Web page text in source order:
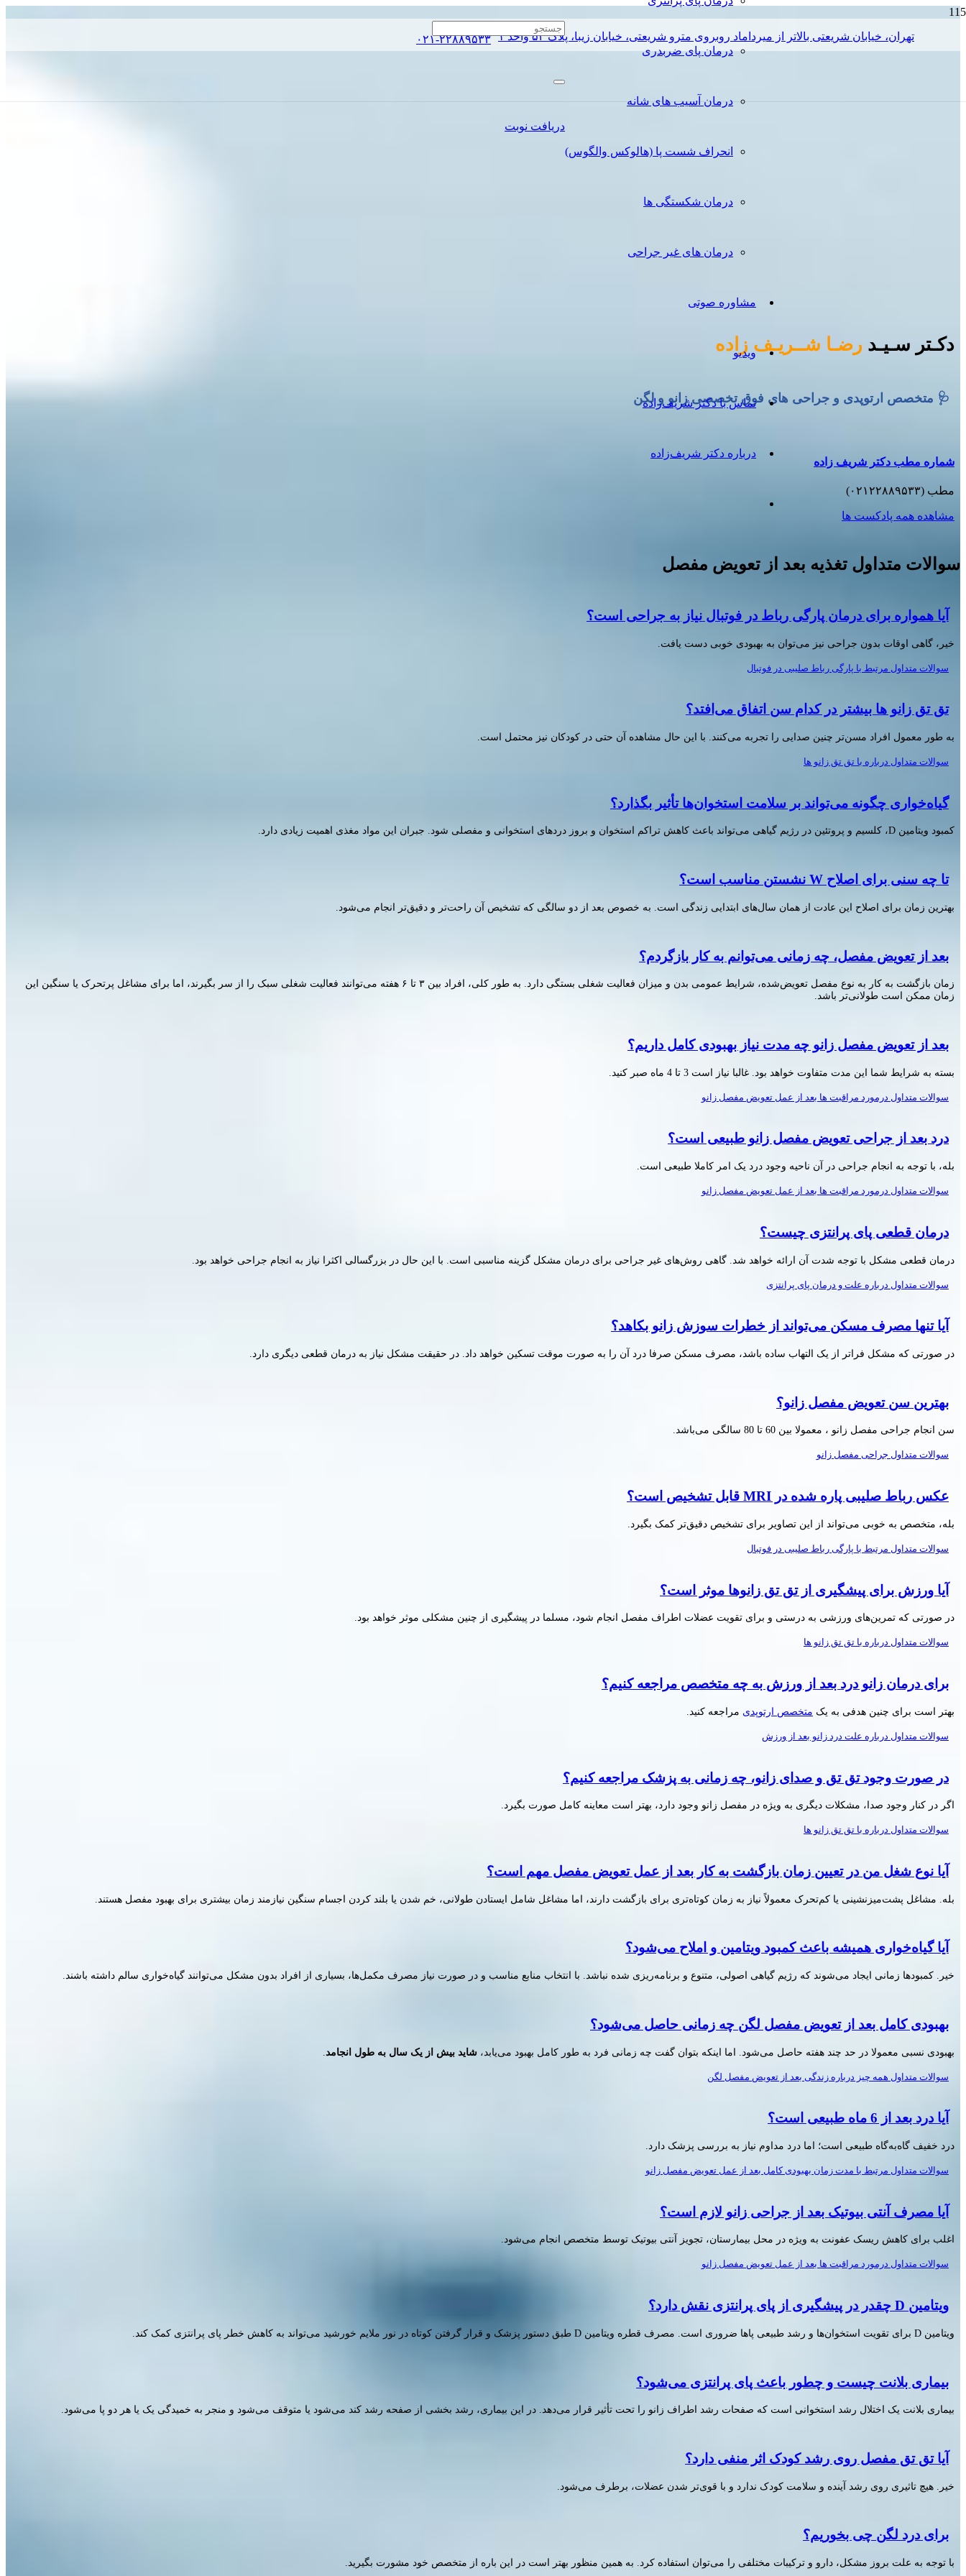
تهران، خیابان شریعتی بالاتر از میرداماد روبروی مترو شریعتی، خیابان زیبا، پلاک ۵۴ واحد ۱ ۰۲۱-۲۲۸۸۹۵۳۳
درمان پای ضربدری
درمان آسیب های شانه
انحراف شست پا (هالوکس والگوس)
درمان شکستگی ها
درمان های غیر جراحی
مشاوره صوتی
ویدیو
تماس با دکتر شریف‌زاده
درباره دکتر شریف‌زاده
دریافت نوبت
دکـتر سـیـد رضـا شــریـف زاده
🩺 متخصص ارتوپدی و جراحی های فوق تخصصی زانو و لگن
شماره مطب دکتر شریف زاده
مطب (۰۲۱۲۲۸۸۹۵۳۳)
مشاهده همه پادکست ها
سوالات متداول تغذیه بعد از تعویض مفصل
آیا همواره برای درمان پارگی رباط در فوتبال نیاز به جراحی است؟
خیر، گاهی اوقات بدون جراحی نیز می‌توان به بهبودی خوبی دست یافت.
سوالات متداول مرتبط با پارگی رباط صلیبی در فوتبال
تق تق زانو ها بیشتر در کدام سن اتفاق می‌افتد؟
به طور معمول افراد مسن‌تر چنین صدایی را تجربه می‌کنند. با این حال مشاهده آن حتی در کودکان نیز محتمل است.
سوالات متداول درباره با تق تق زانو ها
گیاه‌خواری چگونه می‌تواند بر سلامت استخوان‌ها تأثیر بگذارد؟
کمبود ویتامین D، کلسیم و پروتئین در رژیم گیاهی می‌تواند باعث کاهش تراکم استخوان و بروز دردهای استخوانی و مفصلی شود. جبران این مواد مغذی اهمیت زیادی دارد.
تا چه سنی برای اصلاح W نشستن مناسب است؟
بهترین زمان برای اصلاح این عادت از همان سال‌های ابتدایی زندگی است. به خصوص بعد از دو سالگی که تشخیص آن راحت‌تر و دقیق‌تر انجام می‌شود.
بعد از تعویض مفصل، چه زمانی می‌توانم به کار بازگردم؟
زمان بازگشت به کار به نوع مفصل تعویض‌شده، شرایط عمومی بدن و میزان فعالیت شغلی بستگی دارد. به طور کلی، افراد بین ۳ تا ۶ هفته می‌توانند فعالیت شغلی سبک را از سر بگیرند، اما برای مشاغل پرتحرک یا سنگین این
زمان ممکن است طولانی‌تر باشد.
بعد از تعویض مفصل زانو چه مدت نیاز بهبودی کامل داریم؟
بسته به شرایط شما این مدت متفاوت خواهد بود. غالبا نیاز است 3 تا 4 ماه صبر کنید.
سوالات متداول درمورد مراقبت ها بعد از عمل تعویض مفصل زانو
درد بعد از جراحی تعویض مفصل زانو طبیعی است؟
بله، با توجه به انجام جراحی در آن ناحیه وجود درد یک امر کاملا طبیعی است.
سوالات متداول درمورد مراقبت ها بعد از عمل تعویض مفصل زانو
درمان قطعی پای پرانتزی چیست؟
درمان قطعی مشکل با توجه شدت آن ارائه خواهد شد. گاهی روش‌های غیر جراحی برای درمان مشکل گزینه مناسبی است. با این حال در بزرگسالی اکثرا نیاز به انجام جراحی‌ خواهد بود.
سوالات متداول درباره علت و درمان پای پرانتزی
آیا تنها مصرف مسکن می‌تواند از خطرات سوزش زانو بکاهد؟
در صورتی که مشکل فراتر از یک التهاب ساده باشد، مصرف مسکن صرفا درد آن را به صورت موقت تسکین خواهد داد. در حقیقت مشکل نیاز به درمان قطعی دیگری دارد.
بهترین سن تعویض مفصل زانو؟
سن انجام جراحی مفصل زانو ، معمولا بین 60 تا 80 سالگی می‌باشد.
سوالات متداول جراحی مفصل زانو
عکس رباط صلیبی پاره شده در MRI قابل تشخیص است؟
بله، متخصص به خوبی می‌تواند از این تصاویر برای تشخیص دقیق‌تر کمک بگیرد.
سوالات متداول مرتبط با پارگی رباط صلیبی در فوتبال
آیا ورزش برای پیشگیری از تق تق زانوها موثر است؟
در صورتی که تمرین‌های ورزشی به درستی و برای تقویت عضلات اطراف مفصل انجام شود، مسلما در پیشگیری از چنین مشکلی موثر خواهد بود.
سوالات متداول درباره با تق تق زانو ها
برای درمان زانو درد بعد از ورزش به چه متخصص مراجعه کنیم؟
بهتر است برای چنین هدفی به یک متخصص ارتوپدی مراجعه کنید.
سوالات متداول درباره علت درد زانو بعد از ورزش
در صورت وجود تق تق و صدای زانو، چه زمانی به پزشک مراجعه کنیم؟
اگر در کنار وجود صدا، مشکلات دیگری به ویژه در مفصل زانو وجود دارد، بهتر است معاینه کامل صورت بگیرد.
سوالات متداول درباره با تق تق زانو ها
آیا نوع شغل من در تعیین زمان بازگشت به کار بعد از عمل تعویض مفصل مهم است؟
بله. مشاغل پشت‌میزنشینی یا کم‌تحرک معمولاً نیاز به زمان کوتاه‌تری برای بازگشت دارند، اما مشاغل شامل ایستادن طولانی، خم شدن یا بلند کردن اجسام سنگین نیازمند زمان بیشتری برای بهبود مفصل هستند.
آیا گیاه‌خواری همیشه باعث کمبود ویتامین و املاح می‌شود؟
خیر. کمبودها زمانی ایجاد می‌شوند که رژیم گیاهی اصولی، متنوع و برنامه‌ریزی شده نباشد. با انتخاب منابع مناسب و در صورت نیاز مصرف مکمل‌ها، بسیاری از افراد بدون مشکل می‌توانند گیاه‌خواری سالم داشته باشند.
بهبودی کامل بعد از تعویض مفصل لگن چه زمانی حاصل می‌شود؟
بهبودی نسبی معمولا در حد چند هفته حاصل می‌شود. اما اینکه بتوان گفت چه زمانی فرد به طور کامل بهبود می‌یابد، شاید بیش از یک سال به طول انجامد
سوالات متداول همه چیز درباره زندگی بعد از تعویض مفصل لگن
آیا درد بعد از 6 ماه طبیعی است؟
درد خفیف گاه‌به‌گاه طبیعی است؛ اما درد مداوم نیاز به بررسی پزشک دارد.
سوالات متداول مرتبط با مدت زمان بهبودی کامل بعد از عمل تعویض مفصل زانو
آیا مصرف آنتی بیوتیک بعد از جراحی زانو لازم است؟
اغلب برای کاهش ریسک عفونت به ویژه در محل بیمارستان، تجویز آنتی بیوتیک توسط متخصص انجام می‌شود.
سوالات متداول درمورد مراقبت ها بعد از عمل تعویض مفصل زانو
ویتامین D چقدر در پیشگیری از پای پرانتزی نقش دارد؟
ویتامین D برای تقویت استخوان‌ها و رشد طبیعی پاها ضروری است. مصرف قطره ویتامین D طبق دستور پزشک و قرار گرفتن کوتاه در نور ملایم خورشید می‌تواند به کاهش خطر پای پرانتزی کمک کند.
بیماری بلانت چیست و چطور باعث پای پرانتزی می‌شود؟
بیماری بلانت یک اختلال رشد استخوانی است که صفحات رشد اطراف زانو را تحت تأثیر قرار می‌دهد. در این بیماری، رشد بخشی از صفحه رشد کند می‌شود یا متوقف می‌شود و منجر به خمیدگی یک یا هر دو پا می‌شود.
آیا تق تق مفصل روی رشد کودک اثر منفی دارد؟
خیر. هیچ تاثیری روی رشد آینده و سلامت کودک ندارد و با قوی‌تر شدن عضلات، برطرف می‌شود.
برای درد لگن چی بخوریم؟
با توجه به علت بروز مشکل، دارو و ترکیبات مختلفی را می‌توان استفاده کرد. به همین منظور بهتر است در این باره از متخصص خود مشورت بگیرید.